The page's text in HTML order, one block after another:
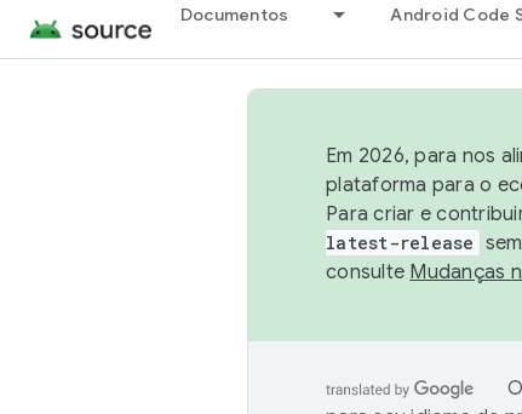
Documentos Android Code
Em 2026, para nos
plataforma para o
Para criar e
latest-release
consulte Mudanças